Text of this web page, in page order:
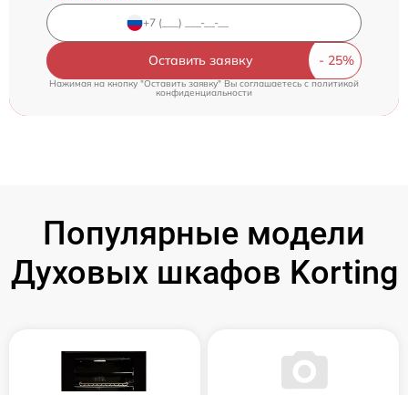
Оставить заявку
Нажимая на кнопку "Оставить заявку" Вы соглашаетесь cполитикой
конфиденциальности
Популярные модели
Духовых шкафов Korting